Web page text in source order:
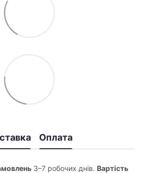
Оплата
3–7 робочих днів. Вартість